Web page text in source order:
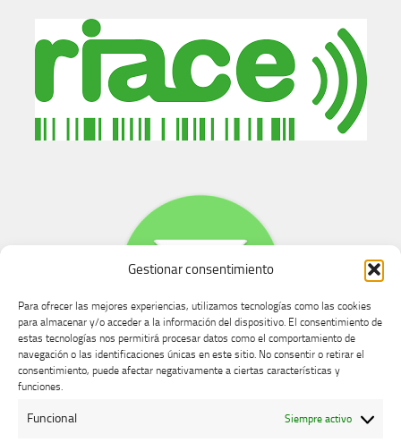
Gestionar consentimiento
Para ofrecer las mejores experiencias, utilizamos tecnologías como las cookies
para almacenar y/o acceder a la información del dispositivo. El consentimiento de
estas tecnologías nos permitirá procesar datos como el comportamiento de
navegación o las identificaciones únicas en este sitio. No consentir o retirar el
consentimiento, puede afectar negativamente a ciertas características y
funciones.
Funcional Siempre activo
Buzón de dudas, quejas y sugerencias